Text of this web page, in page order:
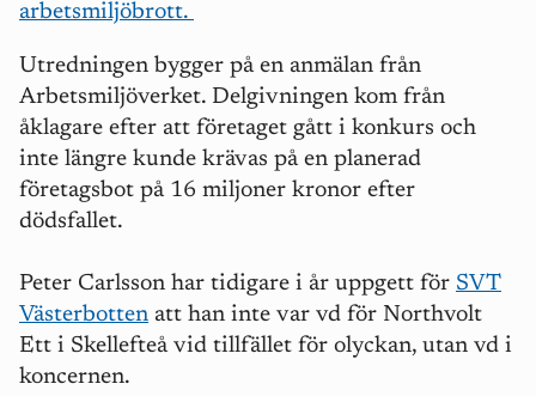
arbetsmiljöbrott.
Utredningen bygger på en anmälan från
Arbetsmiljöverket. Delgivningen kom från
åklagare efter att företaget gått i konkurs och
inte längre kunde krävas på en planerad
företagsbot på 16 miljoner kronor efter
dödsfallet.
Peter Carlsson har tidigare i år uppgett för SVT
Västerbotten att han inte var vd för Northvolt
Ett i Skellefteå vid tillfället för olyckan, utan vd i
koncernen.